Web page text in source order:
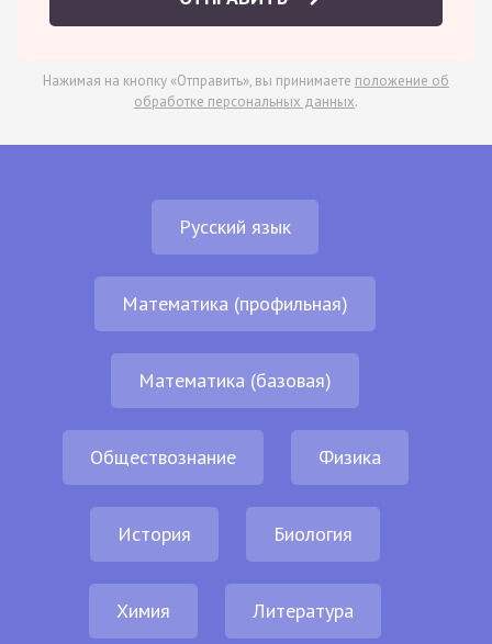
Нажимая на кнопку «Отправить», вы принимаете положение об
обработке персональных данных.
Русский язык
Математика (профильная)
Математика (базовая)
Обществознание Физика
История Биология
Химия Литература